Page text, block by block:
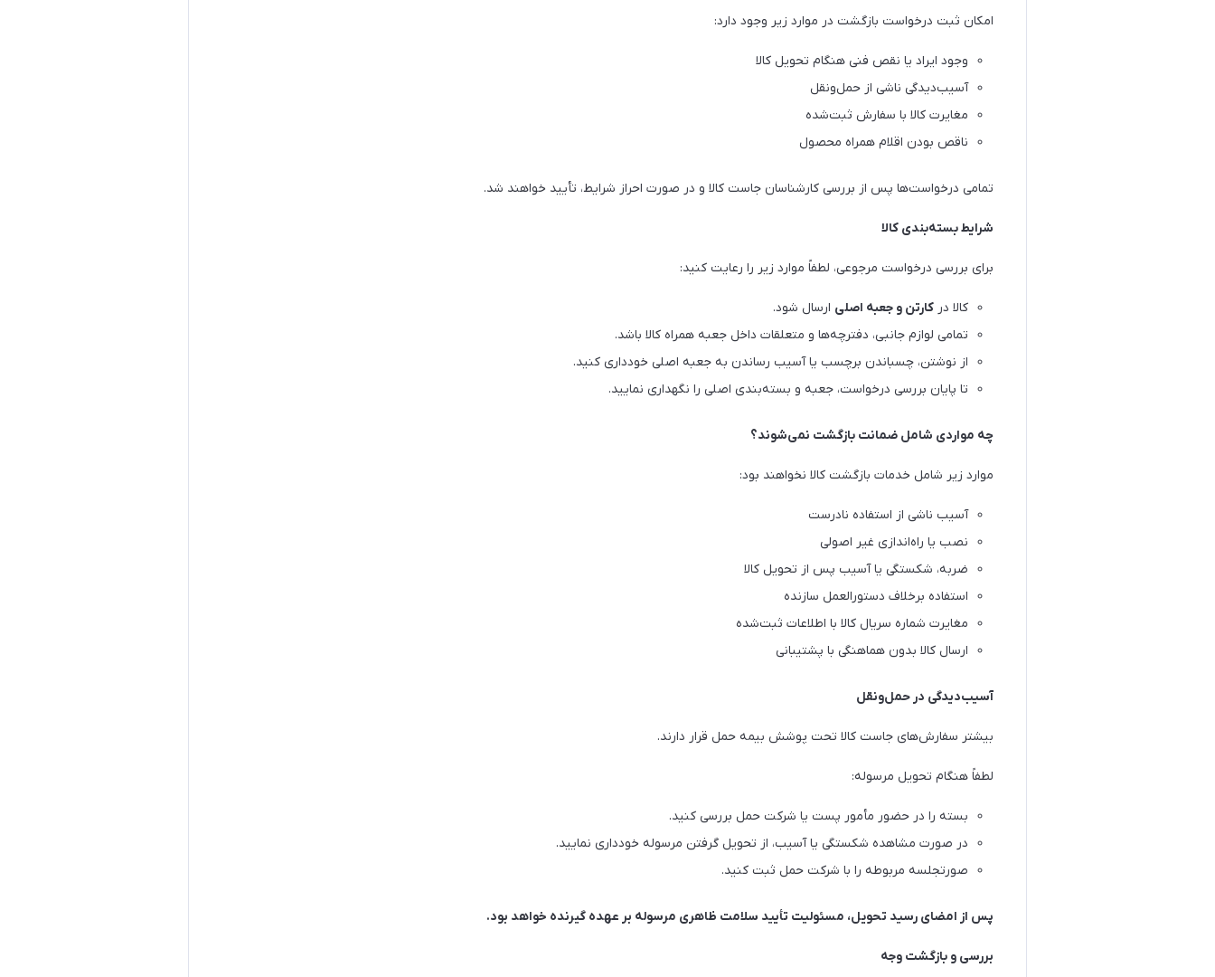
امکان ثبت درخواست بازگشت در موارد زیر وجود دارد:
وجود ایراد یا نقص فنی هنگام تحویل کالا
آسیب‌دیدگی ناشی از حمل‌ونقل
مغایرت کالا با سفارش ثبت‌شده
ناقص بودن اقلام همراه محصول
تمامی درخواست‌ها پس از بررسی کارشناسان جاست کالا و در صورت احراز شرایط، تأیید خواهند شد.
شرایط بسته‌بندی کالا
برای بررسی درخواست مرجوعی، لطفاً موارد زیر را رعایت کنید:
کالا در کارتن و جعبه اصلی ارسال شود.
تمامی لوازم جانبی، دفترچه‌ها و متعلقات داخل جعبه همراه کالا باشد.
از نوشتن، چسباندن برچسب یا آسیب رساندن به جعبه اصلی خودداری کنید.
تا پایان بررسی درخواست، جعبه و بسته‌بندی اصلی را نگهداری نمایید.
چه مواردی شامل ضمانت بازگشت نمی‌شوند؟
موارد زیر شامل خدمات بازگشت کالا نخواهند بود:
آسیب ناشی از استفاده نادرست
نصب یا راه‌اندازی غیر اصولی
ضربه، شکستگی یا آسیب پس از تحویل کالا
استفاده برخلاف دستورالعمل سازنده
مغایرت شماره سریال کالا با اطلاعات ثبت‌شده
ارسال کالا بدون هماهنگی با پشتیبانی
آسیب‌دیدگی در حمل‌ونقل
بیشتر سفارش‌های جاست کالا تحت پوشش بیمه حمل قرار دارند.
لطفاً هنگام تحویل مرسوله:
بسته را در حضور مأمور پست یا شرکت حمل بررسی کنید.
در صورت مشاهده شکستگی یا آسیب، از تحویل گرفتن مرسوله خودداری نمایید.
صورتجلسه مربوطه را با شرکت حمل ثبت کنید.
پس از امضای رسید تحویل، مسئولیت تأیید سلامت ظاهری مرسوله بر عهده گیرنده خواهد بود.
بررسی و بازگشت وجه